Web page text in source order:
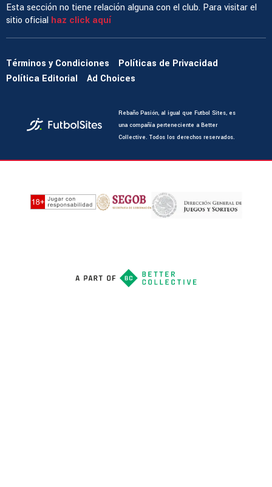
Esta sección no tiene relación alguna con el club. Para visitar el
sitio oficial haz click aquí
Términos y Condiciones
Políticas de Privacidad
Política Editorial
Ad Choices
Rebaño Pasión, al igual que Futbol Sites, es
una compañía perteneciente a Better
Collective. Todos los derechos reservados.